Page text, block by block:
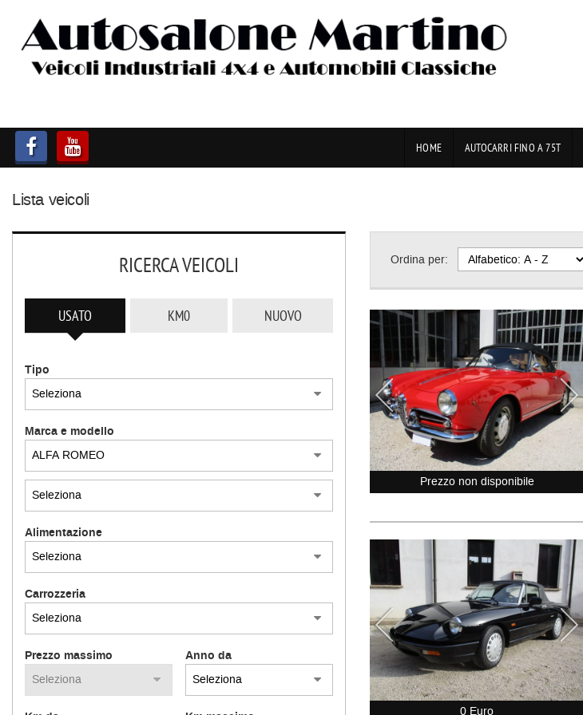
HOME
AUTOCARRI FINO A 75T
AUTO
HOME AUTOCARRI FINO A 75T
Lista veicoli
RICERCA VEICOLI
USATO KM0 NUOVO
Tipo
Marca e modello
Alimentazione
Carrozzeria
Prezzo massimo Anno da
Ordina per:
Prezzo non disponibile
0 Euro